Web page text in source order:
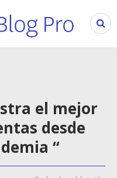
el mejor
desde
“